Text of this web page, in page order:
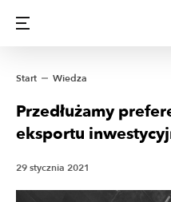
Start Wiedza
Przedłużamy
eksportu
29 stycznia 2021